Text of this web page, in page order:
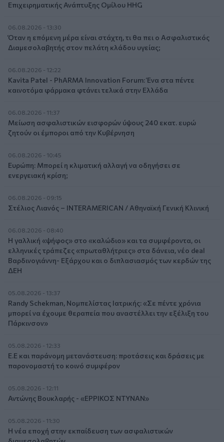
Επιχειρηματικής Ανάπτυξης Ομίλου HHG
06.08.2026 - 13:30
Όταν η επόμενη μέρα είναι στάχτη, τι θα πει ο Ασφαλιστικός
Διαμεσολαβητής στον πελάτη κλάδου υγείας;
06.08.2026 - 12:22
Kavita Patel - PhARMA Innovation Forum: Ένα στα πέντε
καινοτόμα φάρμακα φτάνει τελικά στην Ελλάδα
06.08.2026 - 11:37
Μείωση ασφαλιστικών εισφορών ύψους 240 εκατ. ευρώ
ζητούν οι έμποροι από την Κυβέρνηση
06.08.2026 - 10:45
Ευρώπη: Μπορεί η κλιματική αλλαγή να οδηγήσει σε
ενεργειακή κρίση;
06.08.2026 - 09:15
Στέλιος Λιανός – INTERAMERICAN / Αθηναϊκή Γενική Κλινική
06.08.2026 - 08:40
Η γαλλική «ψήφος» στο «καλώδιο» και τα συμφέροντα, οι
ελληνικές τράπεζες «πρωταθλήτριες» στα δάνεια, νέο deal
Βαρδινογιάννη- Εξάρχου και ο διπλασιασμός των κερδών της
ΔΕΗ
05.08.2026 - 13:37
Randy Schekman, Νομπελίστας Ιατρικής: «Σε πέντε χρόνια
μπορεί να έχουμε θεραπεία που αναστέλλει την εξέλιξη του
Πάρκινσον»
05.08.2026 - 12:33
Ε.Ε και παράνομη μετανάστευση: προτάσεις και δράσεις με
παρονομαστή το κοινό συμφέρον
05.08.2026 - 12:11
Αντώνης Βουκλαρής - «ΕΡΡΙΚΟΣ ΝΤΥΝΑΝ»
05.08.2026 - 11:30
Η νέα εποχή στην εκπαίδευση των ασφαλιστικών